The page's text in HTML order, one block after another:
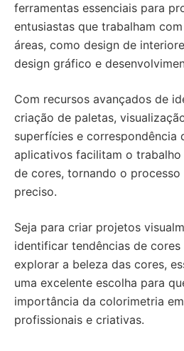
ferramentas essenciais para
entusiastas que trabalham
áreas, como design de
design gráfico e
Com recursos avançados de
criação de paletas,
superfícies e correspondência
aplicativos facilitam o trabalho
de cores, tornando o
preciso.
Seja para criar projetos
identificar tendências de cores
explorar a beleza das cores,
uma excelente escolha para
importância da colorimetria
profissionais e criativas.